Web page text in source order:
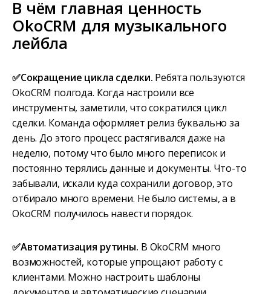
В чём главная ценность
OkoCRM для музыкального
лейбла
✅Сокращение цикла сделки. Ребята пользуются
OkoCRM полгода. Когда настроили все
инструменты, заметили, что сократился цикл
сделки. Команда оформляет релиз буквально за
день. До этого процесс растягивался даже на
неделю, потому что было много переписок и
постоянно терялись данные и документы. Что-то
забывали, искали куда сохранили договор, это
отбирало много времени. Не было системы, а в
OkoCRM получилось навести порядок.
✅Автоматизация рутины. В OkoCRM много
возможностей, которые упрощают работу с
клиентами. Можно настроить шаблоны